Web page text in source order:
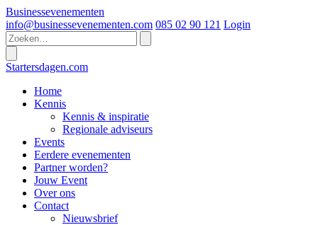
Businessevenementen
info@businessevenementen.com 085 02 90 121 Login
Startersdagen.com
Home
Kennis
Kennis & inspiratie
Regionale adviseurs
Events
Eerdere evenementen
Partner worden?
Jouw Event
Over ons
Contact
Nieuwsbrief